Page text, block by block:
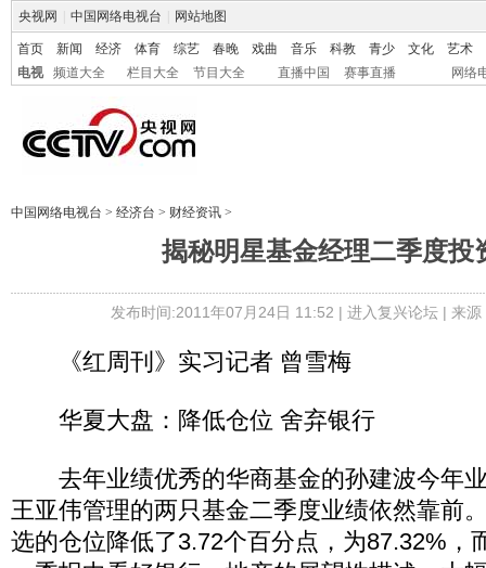
央视网 中国网络电视台 网站地图
首页 新闻 经济 体育 综艺 春晚 戏曲 音乐 科教 青少 文化
艺术
电视
频道大全 栏目大全 节目大全 直播中国 赛事直播 网络
中国网络电视台 > 经济台 > 财经资讯 >
揭秘明星基金经理二季度投
发布时间:2011年07月24日 11:52 | 进入复兴论坛| 来源
《红周刊》实习记者 曾雪梅
华夏大盘：降低仓位 舍弃银行
去年业绩优秀的华商基金的孙建波今年
王亚伟管理的两只基金二季度业绩依然靠前
选的仓位降低了3.72个百分点，为87.32%，